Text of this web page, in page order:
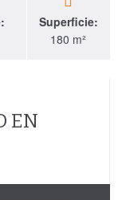
Superficie:
180 m²
EN